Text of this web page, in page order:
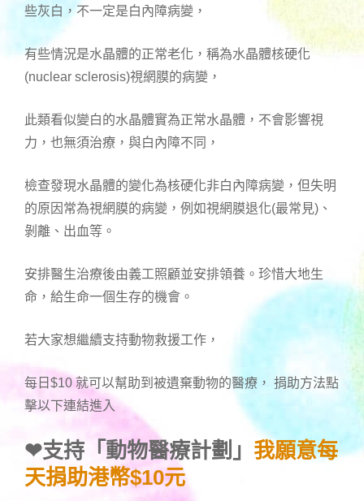
些灰白，不一定是白內障病變，
有些情況是水晶體的正常老化，稱為水晶體核硬化
(nuclear sclerosis)視網膜的病變，
此類看似變白的水晶體實為正常水晶體，不會影響視
力，也無須治療，與白內障不同，
檢查發現水晶體的變化為核硬化非白內障病變，但失明
的原因常為視網膜的病變，例如視網膜退化(最常見)、
剝離、出血等。
安排醫生治療後由義工照顧並安排領養。珍惜大地生
命，給生命一個生存的機會。
若大家想繼續支持動物救援工作，
每日$10 就可以幫助到被遺棄動物的醫療， 捐助方法點
擊以下連結進入
❤支持「動物醫療計劃」 我願意每
天捐助港幣$10元